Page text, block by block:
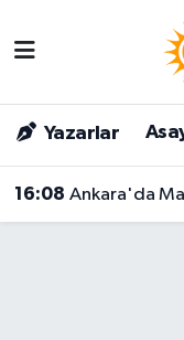
Yazarlar
16:08 Ankara'da Madenci
Bilim &
Dünya
Malatya
Malatya Hava
Malatya